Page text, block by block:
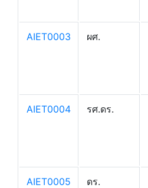
AIET0003 ผศ.
AIET0004 รศ.ดร.
AIET0005 ดร.